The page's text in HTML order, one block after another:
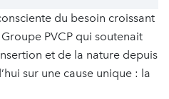
du besoin croissant
PVCP qui soutenait
et de la nature depuis
sur une cause unique : la